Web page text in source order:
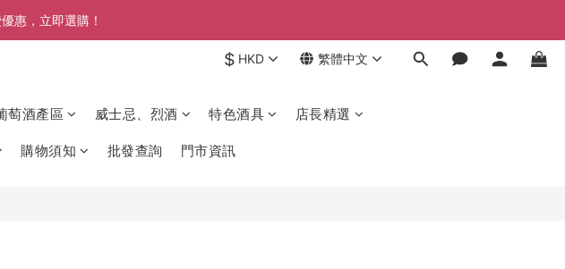
惠，立即選購！
惠，立即選購！
$ HKD 繁體中文
萄酒產區 威士忌、烈酒 特色酒具 店長精選
購物須知 批發查詢 門市資訊